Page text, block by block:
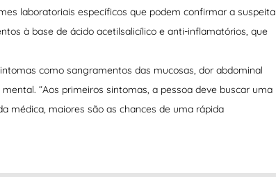
laboratoriais específicos que podem confirmar a suspeita
à base de ácido acetilsalicílico e anti-inflamatórios, que
como sangramentos das mucosas, dor abdominal
“Aos primeiros sintomas, a pessoa deve buscar uma
médica, maiores são as chances de uma rápida